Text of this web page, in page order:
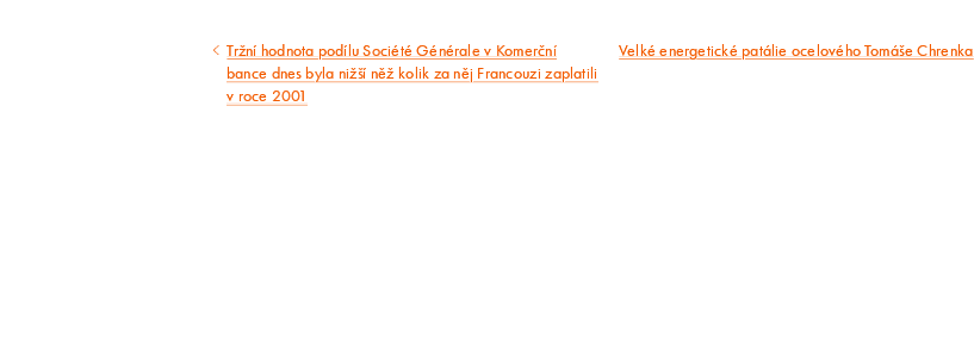
Předcházející
článek
Tržní hodnota podílu Société Générale v Komerční
bance dnes byla nižší něž kolik za něj Francouzi zaplatili
v roce 2001
Následující
Velké energetické patálie ocelového Tomáše Chrenka